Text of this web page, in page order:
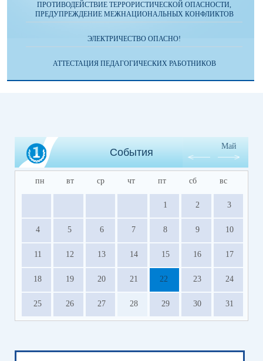
ПРОТИВОДЕЙСТВИЕ ТЕРРОРИСТИЧЕСКОЙ ОПАСНОСТИ,
ПРЕДУПРЕЖДЕНИЕ МЕЖНАЦИОНАЛЬНЫХ КОНФЛИКТОВ
ЭЛЕКТРИЧЕСТВО ОПАСНО!
АТТЕСТАЦИЯ ПЕДАГОГИЧЕСКИХ РАБОТНИКОВ
События
Май
пн вт ср чт пт сб вс
1 2 3
4 5 6 7 8 9 10
11 12 13 14 15 16 17
18 19 20 21 22 23 24
25 26 27 28 29 30 31